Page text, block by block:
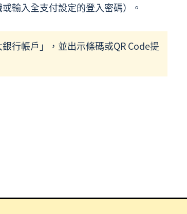
輸入全支付設定的登入密碼）。
行帳戶」，並出示條碼或QR Code提